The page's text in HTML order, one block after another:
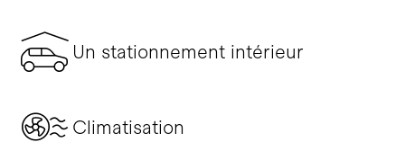
Un stationnement intérieur
Climatisation